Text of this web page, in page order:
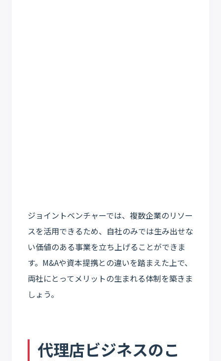
ジョイントベンチャーでは、複数企業のリソー
スを活用できるため、自社のみでは生み出せな
い価値のある事業を立ち上げることができま
す。M&Aや資本提携との違いを踏まえた上で、
両社にとってメリットの生まれる体制を築きま
しょう。
代理店ビジネスのこ